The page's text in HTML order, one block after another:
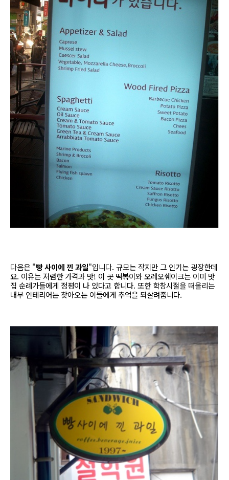
다음은 "빵 사이에 낀 과일"입니다. 규모는 작지만 그 인기는 굉장한데
요. 이유는 저렴한 가격과 맛! 이 곳 떡볶이와 오레오쉐이크는 이미 맛
집 순례가들에게 정평이 나 있다고 합니다. 또한 학창시절을 떠올리는
내부 인테리어는 찾아오는 이들에게 추억을 되살려줍니다.